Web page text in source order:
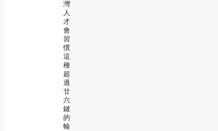
灣
人
才
會
習
慣
這
種
超
過
廿
六
鍵
的
輸